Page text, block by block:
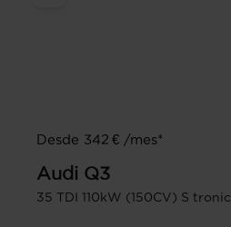
Desde 342 € /mes*
Audi Q3
35 TDI 110kW (150CV) S tronic